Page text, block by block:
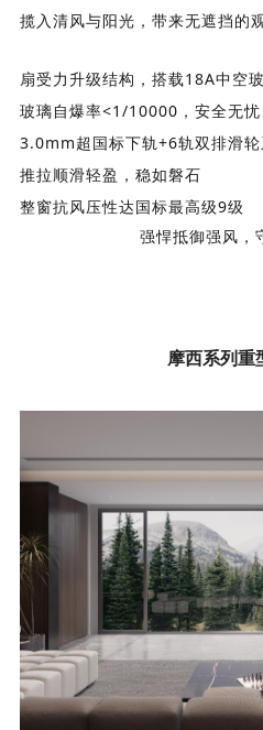
揽入清风与阳光，带来无遮挡的
扇受力升级结构，搭载18A中空
玻璃自爆率<1/10000，安全无忧
3.0mm超国标下轨+6轨双排滑
推拉顺滑轻盈，稳如磐石
整窗抗风压性达国标最高级9级
强悍抵御强风，
摩西系列重